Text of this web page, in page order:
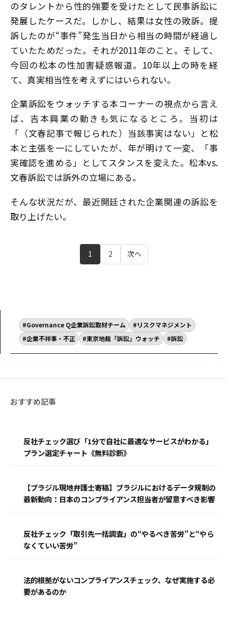
のタレントから性的強要を受けたとして民事訴訟に
発展したケースだ。しかし、結果は女性の敗訴。提
訴したのが“事件”発生当日から相当の時間が経過し
ていたためだった。それが2011年のこと。そして、
今回の松本の性加害疑惑報道。10年以上の時を経
て、真実相当性を考えずにはいられない。
企業訴訟をウォッチする本コーナーの視点から言え
ば、吉本興業の動きも気になるところ。当初は
「（文春記事で報じられた）当該事実はない」と松
本と主張を一にしていたが、年が明けて一変、「事
実確認を進める」としてスタンスを変えた。松本vs.
文春訴訟では訴外の立場にある。
そんな状況だが、最近開廷された企業関連の訴訟を
取り上げたい。
1 2 次へ
Governance Q企業訴訟取材チーム
リスクマネジメント
企業不祥事・不正
東京地裁「訴訟」ウォッチ 訴訟
反社チェック選び「1分で自社に最適なサービスがわかる」
プラン選定チャート《無料診断》
【ブラジル現地弁護士寄稿】ブラジルにおけるデータ規制の
最新動向：日本のコンプライアンス担当者が留意すべき影響
反社チェック「取引先一括調査」の“やるべき苦労”と“やら
なくていい苦労”
法的根拠がないコンプライアンスチェック、なぜ実施する必
要があるのか